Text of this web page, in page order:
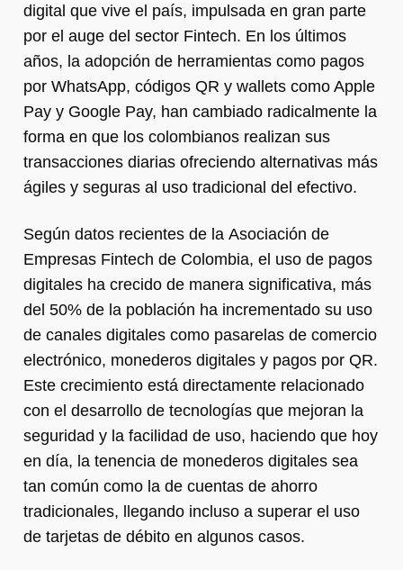
digital que vive el país, impulsada en gran parte
por el auge del sector Fintech. En los últimos
años, la adopción de herramientas como pagos
por WhatsApp, códigos QR y wallets como Apple
Pay y Google Pay, han cambiado radicalmente la
forma en que los colombianos realizan sus
transacciones diarias ofreciendo alternativas más
ágiles y seguras al uso tradicional del efectivo.
Según datos recientes de la Asociación de
Empresas Fintech de Colombia, el uso de pagos
digitales ha crecido de manera significativa, más
del 50% de la población ha incrementado su uso
de canales digitales como pasarelas de comercio
electrónico, monederos digitales y pagos por QR.
Este crecimiento está directamente relacionado
con el desarrollo de tecnologías que mejoran la
seguridad y la facilidad de uso, haciendo que hoy
en día, la tenencia de monederos digitales sea
tan común como la de cuentas de ahorro
tradicionales, llegando incluso a superar el uso
de tarjetas de débito en algunos casos.